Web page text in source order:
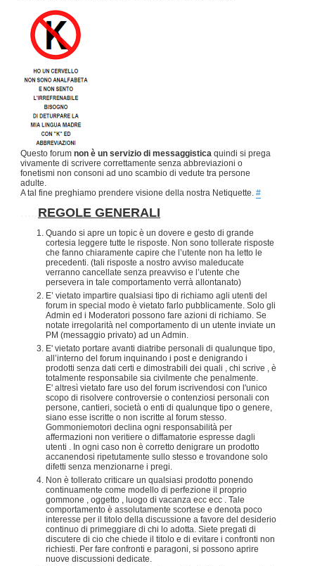
Questo forum non è un servizio di messaggistica quindi si prega
vivamente di scrivere correttamente senza abbreviazioni o
fonetismi non consoni ad uno scambio di vedute tra persone
adulte.
A tal fine preghiamo prendere visione della nostra Netiquette. #
REGOLE GENERALI
Quando si apre un topic è un dovere e gesto di grande
cortesia leggere tutte le risposte. Non sono tollerate risposte
che fanno chiaramente capire che l’utente non ha letto le
precedenti. (tali risposte a nostro avviso maleducate
verranno cancellate senza preavviso e l’utente che
persevera in tale comportamento verrà allontanato)
E’ vietato impartire qualsiasi tipo di richiamo agli utenti del
forum in special modo è vietato farlo pubblicamente. Solo gli
Admin ed i Moderatori possono fare azioni di richiamo. Se
notate irregolarità nel comportamento di un utente inviate un
PM (messaggio privato) ad un Admin.
E' vietato portare avanti diatribe personali di qualunque tipo,
all’interno del forum inquinando i post e denigrando i
prodotti senza dati certi e dimostrabili dei quali , chi scrive , è
totalmente responsabile sia civilmente che penalmente.
E' altresì vietato fare uso del forum iscrivendosi con l'unico
scopo di risolvere controversie o contenziosi personali con
persone, cantieri, società o enti di qualunque tipo o genere,
siano esse iscritte o non iscritte al forum stesso.
Gommoniemotori declina ogni responsabilità per
affermazioni non veritiere o diffamatorie espresse dagli
utenti . In ogni caso non è corretto denigrare un prodotto
accanendosi ripetutamente sullo stesso e trovandone solo
difetti senza menzionarne i pregi.
Non è tollerato criticare un qualsiasi prodotto ponendo
continuamente come modello di perfezione il proprio
gommone , oggetto , luogo di vacanza ecc ecc . Tale
comportamento è assolutamente scortese e denota poco
interesse per il titolo della discussione a favore del desiderio
continuo di primeggiare di chi lo adotta. Siete pregati di
discutere di cio che chiede il titolo e di evitare i confronti non
richiesti. Per fare confronti e paragoni, si possono aprire
nuove discussioni dedicate.